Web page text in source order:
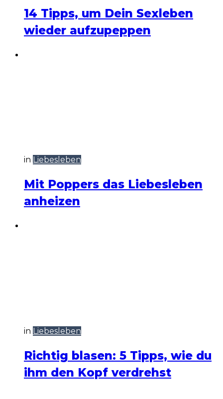
14 Tipps, um Dein Sexleben
wieder aufzupeppen
in Liebesleben
Mit Poppers das Liebesleben
anheizen
in Liebesleben
Richtig blasen: 5 Tipps, wie du
ihm den Kopf verdrehst